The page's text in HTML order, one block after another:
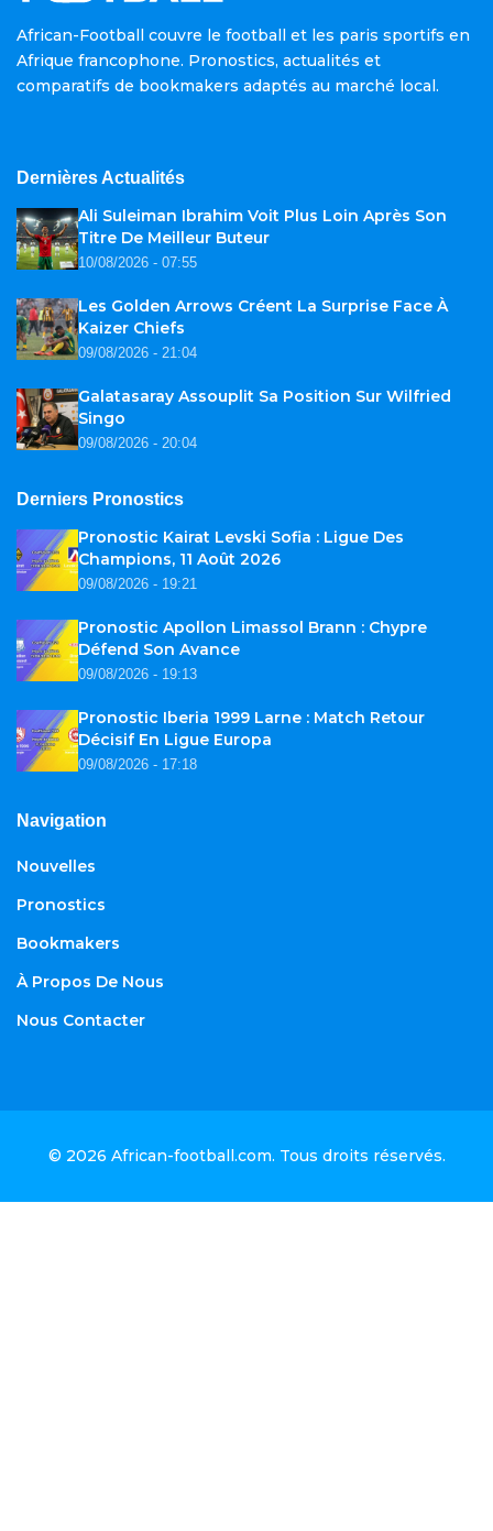
African-Football couvre le football et les paris sportifs en
Afrique francophone. Pronostics, actualités et
comparatifs de bookmakers adaptés au marché local.
Dernières Actualités
Ali Suleiman Ibrahim Voit Plus Loin Après Son
Titre De Meilleur Buteur
10/08/2026 - 07:55
Les Golden Arrows Créent La Surprise Face À
Kaizer Chiefs
09/08/2026 - 21:04
Galatasaray Assouplit Sa Position Sur Wilfried
Singo
09/08/2026 - 20:04
Derniers Pronostics
Pronostic Kairat Levski Sofia : Ligue Des
Champions, 11 Août 2026
09/08/2026 - 19:21
Pronostic Apollon Limassol Brann : Chypre
Défend Son Avance
09/08/2026 - 19:13
Pronostic Iberia 1999 Larne : Match Retour
Décisif En Ligue Europa
09/08/2026 - 17:18
Navigation
Nouvelles
Pronostics
Bookmakers
À Propos De Nous
Nous Contacter
© 2026 African-football.com. Tous droits réservés.